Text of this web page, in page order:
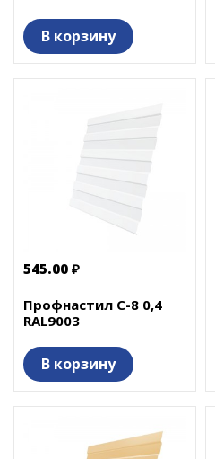
В корзину
545.00 ₽
Профнастил С-8 0,4
RAL9003
В корзину